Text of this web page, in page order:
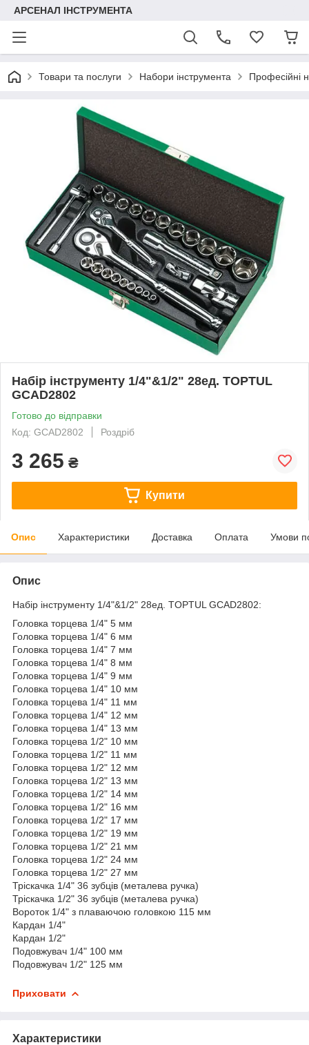
АРСЕНАЛ ІНСТРУМЕНТА
Товари та послуги Набори інструмента Професійні
Набір інструменту 1/4"&1/2" 28ед. TOPTUL
GCAD2802
Готово до відправки
Код: GCAD2802
Роздріб
3 265 ₴
Купити
Опис Характеристики Доставка Оплата Умови
Опис
Набір інструменту 1/4"&1/2" 28ед. TOPTUL GCAD2802:
Головка торцева 1/4" 5 мм
Головка торцева 1/4" 6 мм
Головка торцева 1/4" 7 мм
Головка торцева 1/4" 8 мм
Головка торцева 1/4" 9 мм
Головка торцева 1/4" 10 мм
Головка торцева 1/4" 11 мм
Головка торцева 1/4" 12 мм
Головка торцева 1/4" 13 мм
Головка торцева 1/2" 10 мм
Головка торцева 1/2" 11 мм
Головка торцева 1/2" 12 мм
Головка торцева 1/2" 13 мм
Головка торцева 1/2" 14 мм
Головка торцева 1/2" 16 мм
Головка торцева 1/2" 17 мм
Головка торцева 1/2" 19 мм
Головка торцева 1/2" 21 мм
Головка торцева 1/2" 24 мм
Головка торцева 1/2" 27 мм
Тріскачка 1/4" 36 зубців (металева ручка)
Тріскачка 1/2" 36 зубців (металева ручка)
Вороток 1/4" з плаваючою головкою 115 мм
Кардан 1/4"
Кардан 1/2"
Подовжувач 1/4" 100 мм
Подовжувач 1/2" 125 мм
Приховати
Характеристики